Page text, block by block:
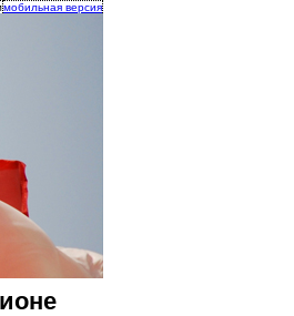
мобильная версия